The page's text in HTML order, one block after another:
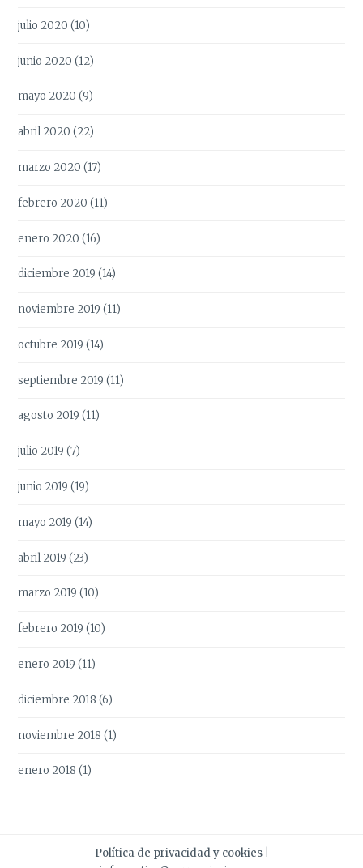
julio 2020 (10)
junio 2020 (12)
mayo 2020 (9)
abril 2020 (22)
marzo 2020 (17)
febrero 2020 (11)
enero 2020 (16)
diciembre 2019 (14)
noviembre 2019 (11)
octubre 2019 (14)
septiembre 2019 (11)
agosto 2019 (11)
julio 2019 (7)
junio 2019 (19)
mayo 2019 (14)
abril 2019 (23)
marzo 2019 (10)
febrero 2019 (10)
enero 2019 (11)
diciembre 2018 (6)
noviembre 2018 (1)
enero 2018 (1)
Política de privacidad y cookies